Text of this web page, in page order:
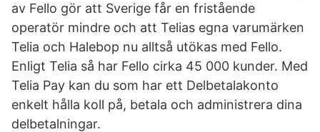
av Fello gör att Sverige får en fristående
operatör mindre och att Telias egna varumärken
Telia och Halebop nu alltså utökas med Fello.
Enligt Telia så har Fello cirka 45 000 kunder. Med
Telia Pay kan du som har ett Delbetalakonto
enkelt hålla koll på, betala och administrera dina
delbetalningar.